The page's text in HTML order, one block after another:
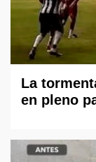
La
en pleno